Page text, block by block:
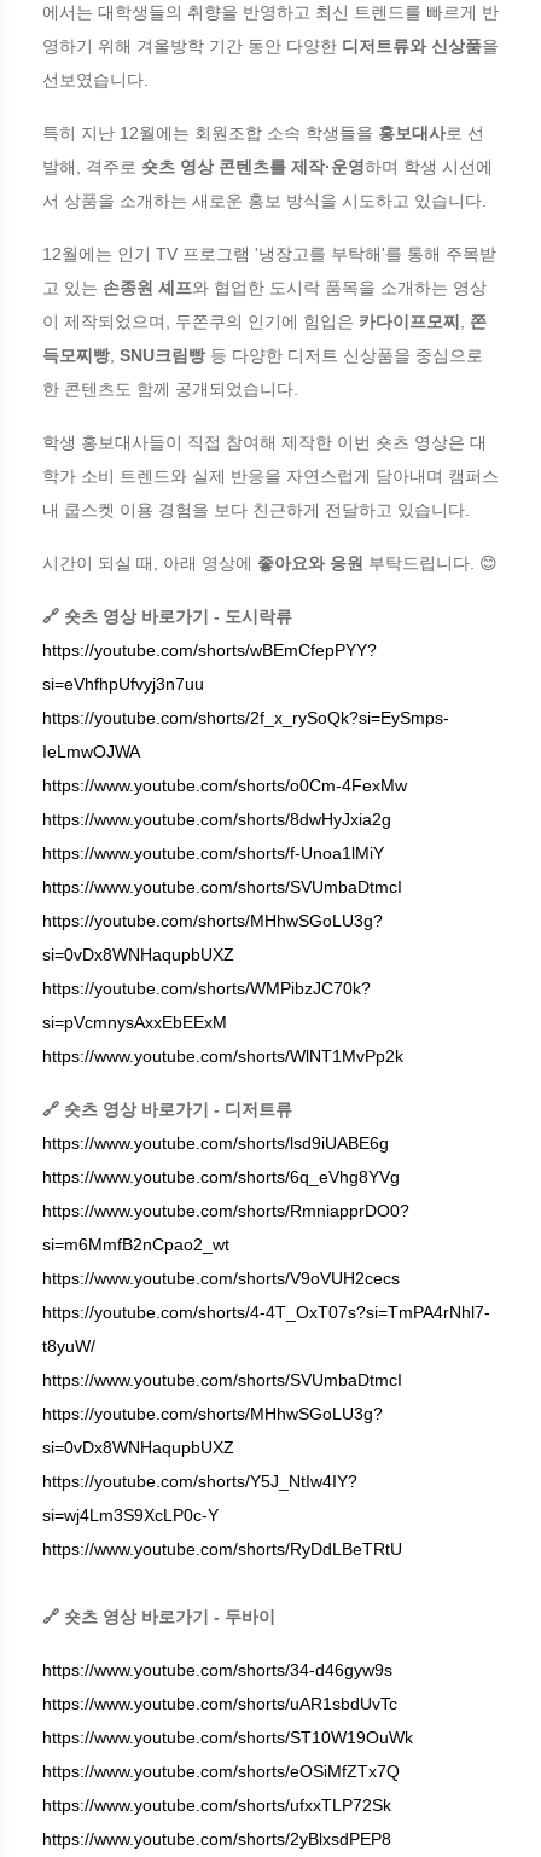
에서는 대학생들의 취향을 반영하고 최신 트렌드를 빠르게 반
영하기 위해 겨울방학 기간 동안 다양한 디저트류와 신상품을
선보였습니다.
특히 지난 12월에는 회원조합 소속 학생들을 홍보대사로 선
발해, 격주로 숏츠 영상 콘텐츠를 제작·운영하며 학생 시선에
서 상품을 소개하는 새로운 홍보 방식을 시도하고 있습니다.
12월에는 인기 TV 프로그램 '냉장고를 부탁해'를 통해 주목받
고 있는 손종원 셰프와 협업한 도시락 품목을 소개하는 영상
이 제작되었으며, 두쫀쿠의 인기에 힘입은 카다이프모찌
쫀
득모찌빵, SNU크림빵등 다양한 디저트 신상품을 중심으로
한 콘텐츠도 함께 공개되었습니다.
학생 홍보대사들이 직접 참여해 제작한 이번 숏츠 영상은 대
학가 소비 트렌드와 실제 반응을 자연스럽게 담아내며 캠퍼스
내 쿱스켓 이용 경험을 보다 친근하게 전달하고 있습니다.
시간이 되실 때, 아래 영상에 좋아요와 응원 부탁드립니다. 😊
🔗 숏츠 영상 바로가기 - 도시락류
https://youtube.com/shorts/wBEmCfepPYY?
si=eVhfhpUfvyj3n7uu
https://youtube.com/shorts/2f_x_rySoQk?si=EySmps-
IeLmwOJWA
https://www.youtube.com/shorts/o0Cm-4FexMw
https://www.youtube.com/shorts/8dwHyJxia2g
https://www.youtube.com/shorts/f-Unoa1lMiY
https://www.youtube.com/shorts/SVUmbaDtmcI
https://youtube.com/shorts/MHhwSGoLU3g?
si=0vDx8WNHaqupbUXZ
https://youtube.com/shorts/WMPibzJC70k?
si=pVcmnysAxxEbEExM
https://www.youtube.com/shorts/WlNT1MvPp2k
🔗 숏츠 영상 바로가기 - 디저트류
https://www.youtube.com/shorts/lsd9iUABE6g
https://www.youtube.com/shorts/6q_eVhg8YVg
https://www.youtube.com/shorts/RmniapprDO0?
si=m6MmfB2nCpao2_wt
https://www.youtube.com/shorts/V9oVUH2cecs
https://youtube.com/shorts/4-4T_OxT07s?si=TmPA4rNhl7-
t8yuW/
https://www.youtube.com/shorts/SVUmbaDtmcI
https://youtube.com/shorts/MHhwSGoLU3g?
si=0vDx8WNHaqupbUXZ
https://youtube.com/shorts/Y5J_NtIw4IY?
si=wj4Lm3S9XcLP0c-Y
https://www.youtube.com/shorts/RyDdLBeTRtU
🔗 숏츠 영상 바로가기 - 두바이
https://www.youtube.com/shorts/34-d46gyw9s
https://www.youtube.com/shorts/uAR1sbdUvTc
https://www.youtube.com/shorts/ST10W19OuWk
https://www.youtube.com/shorts/eOSiMfZTx7Q
https://www.youtube.com/shorts/ufxxTLP72Sk
https://www.youtube.com/shorts/2yBlxsdPEP8